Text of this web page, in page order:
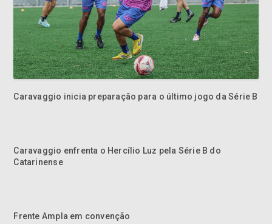
Caravaggio inicia preparação para o último jogo da Série B
Caravaggio enfrenta o Hercílio Luz pela Série B do
Catarinense
Frente Ampla em convenção